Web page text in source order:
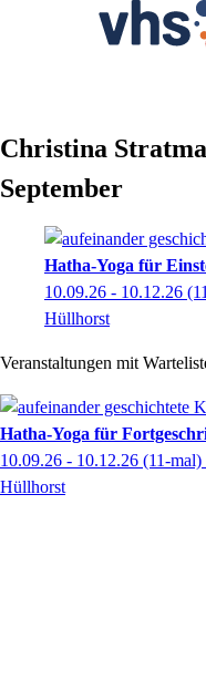
Christina
September
Hatha-Yoga für
10.09.26 - 10.12.26
Hüllhorst
Veranstaltungen mit
Hatha-Yoga für
10.09.26 - 10.12.26 (11-mal)
Hüllhorst